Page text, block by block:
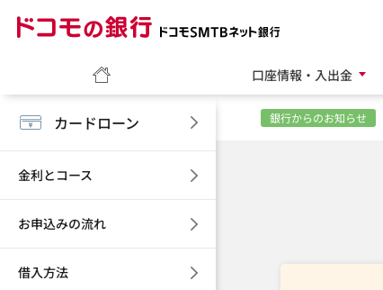
口座情報・入出金
銀行からのお知らせ
カードローン
金利とコース
お申込みの流れ
借入方法